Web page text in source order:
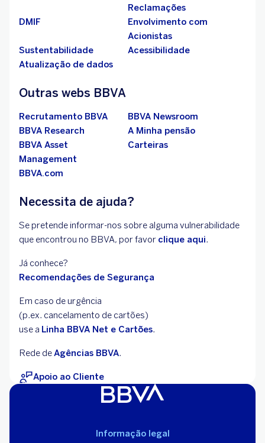
Reclamações
DMIF
Envolvimento com
Acionistas
Sustentabilidade
Acessibilidade
Atualização de dados
Outras webs BBVA
Recrutamento BBVA
BBVA Newsroom
BBVA Research
A Minha pensão
BBVA Asset
Management
Carteiras
BBVA.com
Necessita de ajuda?
Se pretende informar-nos sobre alguma vulnerabilidade
que encontrou no BBVA, por favor clique aqui.
Já conhece?
Recomendações de Segurança
Em caso de urgência
(p.ex. cancelamento de cartões)
use a Linha BBVA Net e Cartões.
Rede deAgências BBVA.
Apoio ao Cliente
Informação legal